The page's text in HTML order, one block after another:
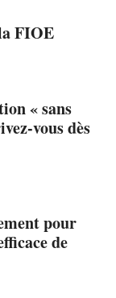
FIOE
« sans
vous dès
pour
de